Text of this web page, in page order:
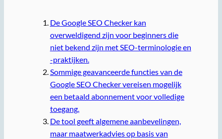
De Google SEO Checker kan
overweldigend zijn voor beginners die
niet bekend zijn met SEO-terminologie en
-praktijken.
Sommige geavanceerde functies van de
Google SEO Checker vereisen mogelijk
een betaald abonnement voor volledige
toegang.
De tool geeft algemene aanbevelingen,
maar maatwerkadvies op basis van